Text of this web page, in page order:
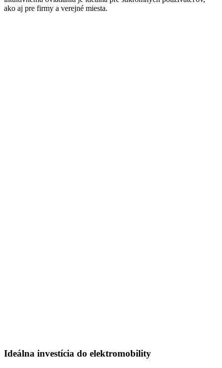
ako aj pre firmy a verejné miesta.
Ideálna investícia do elektromobility